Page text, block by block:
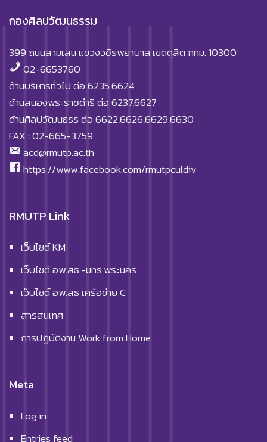
กองศิลปวัฒนธรรม
399 ถนนสามเสน แขวงวชิรพยาบาล เขตดุสิต กทม. 10300
02-6653760
ด้านบริหารทั่วไป ต่อ 6235.6624
ด้านสนองพระราชดำริ ต่อ 6237,6627
ด้านศิลปวัฒนธรร ต่อ 6622,6626,6629,6630
FAX : 02-665-3759
acd@rmutp.ac.th
https://www.facebook.com/rmutpculdiv
RMUTP Link
เว็บไซต์ KM
เว็บไซต์ อพ.สธ.-มทร.พระนคร
เว็บไซต์ อพ.สธ เครือข่าย C
สารสนเทศ
การปฏิบัติงาน Work from Home
Meta
Log in
Entries feed